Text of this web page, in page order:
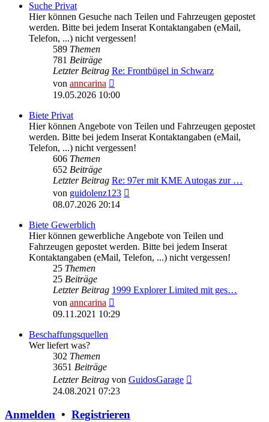
Suche Privat
Hier können Gesuche nach Teilen und Fahrzeugen gepostet
werden. Bitte bei jedem Inserat Kontaktangaben (eMail,
Telefon, ...) nicht vergessen!
589 Themen
781 Beiträge
Letzter Beitrag Re: Frontbügel in Schwarz
von anncarina
Beitrag
19.05.2026 10:00
Biete Privat
Hier können Angebote von Teilen und Fahrzeugen gepostet
werden. Bitte bei jedem Inserat Kontaktangaben (eMail,
Telefon, ...) nicht vergessen!
606 Themen
652 Beiträge
Letzter Beitrag Re: 97er mit KME Autogas zur …
von guidolenz123
08.07.2026 20:14
Biete Gewerblich
Hier können gewerbliche Angebote von Teilen und
Fahrzeugen gepostet werden. Bitte bei jedem Inserat
Kontaktangaben (eMail, Telefon, ...) nicht vergessen!
25 Themen
25 Beiträge
Letzter Beitrag 1999 Explorer Limited mit ges…
von anncarina
Beitrag
09.11.2021 10:29
Beschaffungsquellen
Wer liefert was?
302 Themen
3651 Beiträge
Letzter Beitrag von GuidosGarage
24.08.2021 07:23
Anmelden • Registrieren